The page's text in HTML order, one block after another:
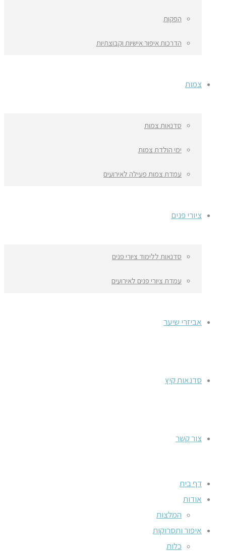
הפקות
הדרכות איפור אישיות וקבוצתיות
צמות
סדנאות צמות
ימי הולדת צמות
עמדת צמות פעילה לאירועים
ציורי פנים
סדנאות ללימוד ציורי פנים
עמדת ציורי פנים לאירועים
אביזרי שיער
סדנאות קיץ
צור קשר
דף בית
אודות
המלצות
איפור ותסרוקות
כלות